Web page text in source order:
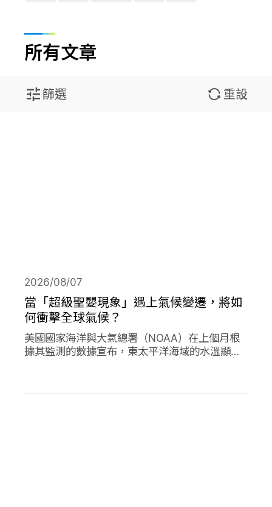
所有文章
篩選 重設
當「超級聖嬰現象」遇上氣候變遷，將如
何衝擊全球氣候？
2026/08/07
美國國家海洋與大氣總署（NOAA）在上個月根
據其監測的數據宣布，東太平洋海域的水溫顯著
來更高水溫的「超級聖嬰現象」，屆時有可能打